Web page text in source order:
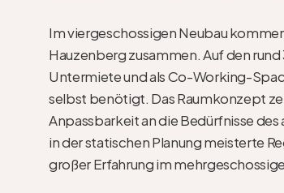
Im viergeschossigen Neubau
Hauzenberg zusammen. Auf den
Untermiete und als Co-Working-
selbst benötigt. Das Raumkonzept
Anpassbarkeit an die Bedürfnisse
in der statischen Planung meisterte
großer Erfahrung im